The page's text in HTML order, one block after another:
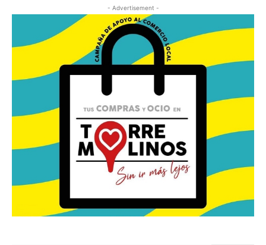
- Advertisement -